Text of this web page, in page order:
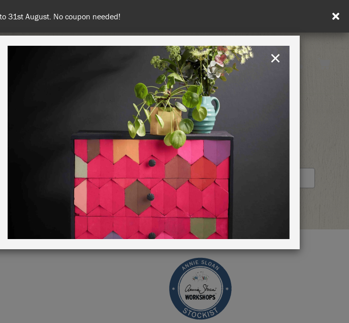
Spend 100€ or more for free shipping (or €75 or more if you're ordering within DE/AT/PL)
Rest of EU
RETREATS
STOCKIST PROFILE
×